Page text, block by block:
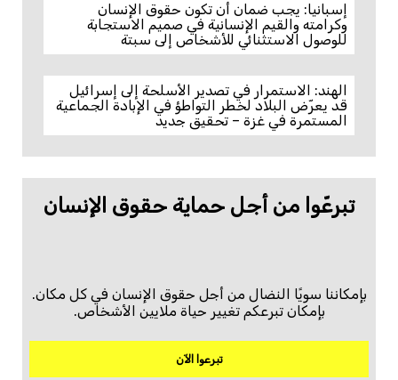
إسبانيا: يجب ضمان أن تكون حقوق الإنسان
وكرامته والقيم الإنسانية في صميم الاستجابة
للوصول الاستثنائي للأشخاص إلى سبتة
الهند: الاستمرار في تصدير الأسلحة إلى إسرائيل
قد يعرّض البلاد لخطر التواطؤ في الإبادة الجماعية
المستمرة في غزة – تحقيق جديد
تبرعّوا من أجل حماية حقوق الإنسان
بإمكاننا سويًا النضال من أجل حقوق الإنسان في كل مكان.
بإمكان تبرعكم تغيير حياة ملايين الأشخاص.
تبرعوا الآن